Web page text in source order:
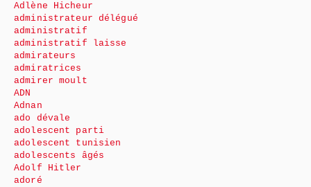
Adlène Hicheur
administrateur délégué
administratif
administratif laisse
admirateurs
admiratrices
admirer moult
ADN
Adnan
ado dévale
adolescent parti
adolescent tunisien
adolescents âgés
Adolf Hitler
adoré